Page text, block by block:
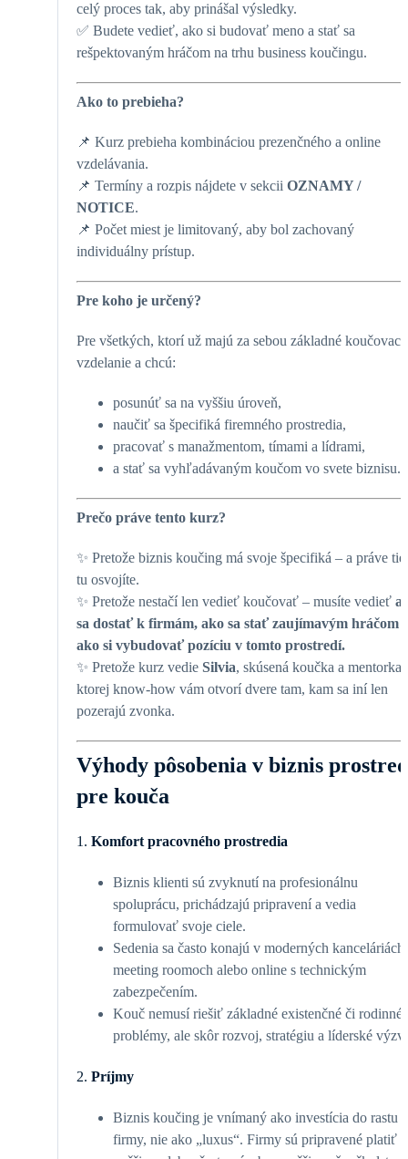
celý proces tak, aby prinášal výsledky.
✅ Budete vedieť, ako si budovať meno a stať sa
rešpektovaným hráčom na trhu business koučingu.
Ako to prebieha?
📌 Kurz prebieha kombináciou prezenčného a online
vzdelávania.
📌 Termíny a rozpis nájdete v sekcii OZNAMY /
NOTICE.
📌 Počet miest je limitovaný, aby bol zachovaný
individuálny prístup.
Pre koho je určený?
Pre všetkých, ktorí už majú za sebou základné
vzdelanie a chcú:
posunúť sa na vyššiu úroveň,
naučiť sa špecifiká firemného prostredia,
pracovať s manažmentom, tímami a lídrami,
a stať sa vyhľadávaným koučom vo svete biznisu.
Prečo práve tento kurz?
✨ Pretože biznis koučing má svoje špecifiká – a práve tie
tu osvojíte.
✨ Pretože nestačí len vedieť koučovať – musíte vedieť
sa dostať k firmám, ako sa stať zaujímavým hráčom
ako si vybudovať pozíciu v tomto prostredí.
✨ Pretože kurz vedie Silvia, skúsená koučka a mentorka,
ktorej know-how vám otvorí dvere tam, kam sa iní len
pozerajú zvonka.
Výhody pôsobenia v biznis
pre kouča
1. Komfort pracovného prostredia
Biznis klienti sú zvyknutí na profesionálnu
spoluprácu, prichádzajú pripravení a vedia
formulovať svoje ciele.
Sedenia sa často konajú v moderných kanceláriách,
meeting roomoch alebo online s technickým
zabezpečením.
Kouč nemusí riešiť základné existenčné či rodinné
problémy, ale skôr rozvoj, stratégiu a líderské
2. Príjmy
Biznis koučing je vnímaný ako investícia do rastu
firmy, nie ako „luxus“. Firmy sú pripravené platiť